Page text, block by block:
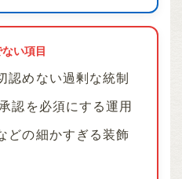
い項目
認めない過剰な統制
認を必須にする運用
どの細かすぎる装飾